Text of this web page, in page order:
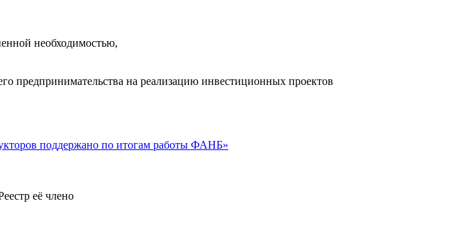
необходимостью,
предпринимательства на реализацию инвестиционных проектов
поддержано по итогам работы ФАНБ»
её члено